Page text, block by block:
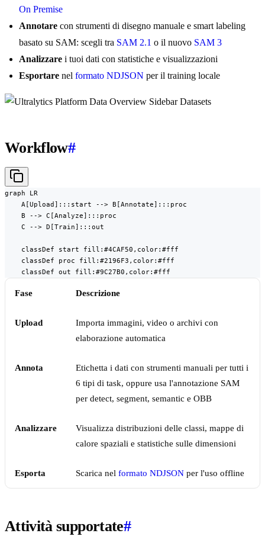
On Premise
Annotare con strumenti di disegno manuale e smart labeling
basato su SAM: scegli tra SAM 2.1 o il nuovo SAM 3
Analizzare i tuoi dati con statistiche e visualizzazioni
Esportare nel formato NDJSON per il training locale
Workflow#
graph LR
    A[Upload]:::start --> B[Annotate]:::proc
    B --> C[Analyze]:::proc
    C --> D[Train]:::out
    classDef start fill:#4CAF50,color:#fff
    classDef proc fill:#2196F3,color:#fff
    classDef out fill:#9C27B0,color:#fff
Fase Descrizione
Upload
Importa immagini, video o archivi con
elaborazione automatica
Annota
Etichetta i dati con strumenti manuali per tutti i
6 tipi di task, oppure usa l'annotazione SAM
per detect, segment, semantic e OBB
Analizzare
Visualizza distribuzioni delle classi, mappe di
calore spaziali e statistiche sulle dimensioni
Esporta Scarica nel formato NDJSON per l'uso offline
Attività supportate#